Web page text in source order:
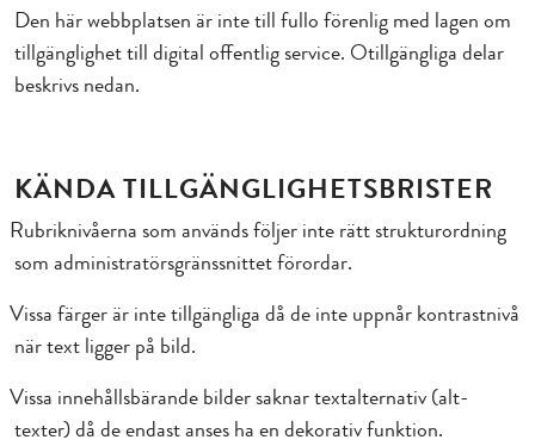
Den här webbplatsen är inte till fullo förenlig med lagen om
tillgänglighet till digital offentlig service. Otillgängliga delar
beskrivs nedan.
KÄNDA TILLGÄNGLIGHETSBRISTER
Rubriknivåerna som används följer inte rätt strukturordning
som administratörsgränssnittet förordar.
Vissa färger är inte tillgängliga då de inte uppnår kontrastnivå
när text ligger på bild.
Vissa innehållsbärande bilder saknar textalternativ (alt-
texter) då de endast anses ha en dekorativ funktion.